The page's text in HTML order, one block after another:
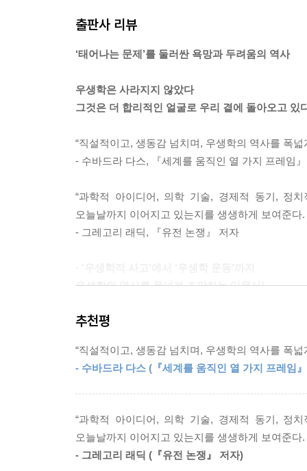
는 자들을 찾아내 제거하는 한편, 우리 중 가장 우
취하지 않는다면 빈자와 범죄자, 정신이상자가 온
된다는 정부의 허락만 있으면 된다. 게다가 이 수
--- p.178
로플린은 존슨-리드 법을 순수한 인종을 위한 위
도널드 트럼프가 법무장관으로 지명한 제프 세션
처럼 비백인에게 다시 이민 할당량을 적용하는 것
--- p.205
2010년에 크리스 햄린의 집 현관에 앉아 있을 때
용을 알고 있다고, 게다가 내가 뭔데 그런 책을
출판사 리뷰
‘태어나는 문제’를 둘러싼 욕망과 두려움의 역사
우생학은 사라지지 않았다
그것은 더 합리적인 얼굴로 우리 곁에 돌아오고 있
“직설적이고, 생동감 넘치며, 우생학의 역사를 폭
- 수바드라 다스, 『세계를 움직인 열 가지 프레임
“과학적 아이디어, 의학 기술, 경제적 동기, 정
오늘날까지 이어지고 있는지를 생생하게 보여준다.
- 그레고리 래딕, 『유전 논쟁』 저자
우생학의 역사를 폭넓게 조망하는 입문서!
우생학의 역사는 흔히 ‘우생학의 아버지’로 불
플라톤이 『국가』에서 제시한 선별적 번식에
이러한 사례들을 통해 우생학의 범위를 제도나 정
생명체가 동의할 것이다. 짧게 말하면, 어떤 종이
「우생학: 그 정의와 범위, 목표」
- 본문에서
추천평
“직설적이고, 생동감 넘치며, 우생학의 역사를 폭
- 수바드라 다스 (『세계를 움직인 열 가지 프레임
“과학적 아이디어, 의학 기술, 경제적 동기, 정
오늘날까지 이어지고 있는지를 생생하게 보여준다.
- 그레고리 래딕 (『유전 논쟁』 저자)